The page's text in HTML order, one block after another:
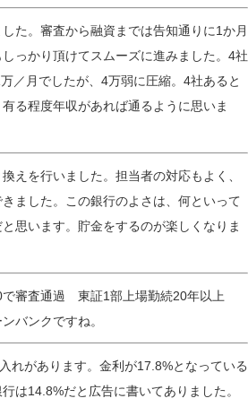
た。審査から融資までは告知通りに1か月
っかり頂けてスムーズに進みました。4社
／月でしたが、4万弱に圧縮。4社あると
る程度年収があれば通るように思いま
えを行いました。担当者の対応もよく、
ました。この銀行のよさは、何といって
思います。貯金をするのが楽しくなりま
で審査通過 東証1部上場勤続20年以上
バンクですね。
れがあります。金利が17.8%となっている
は14.8%だと広告に書いてありました。